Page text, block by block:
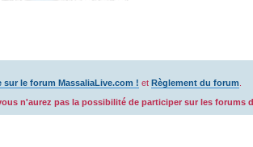
sur le forum MassaliaLive.com ! et Règlement du forum
n'aurez pas la possibilité de participer sur les forums